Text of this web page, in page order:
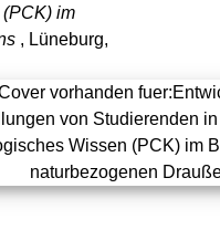
im
, Lüneburg,